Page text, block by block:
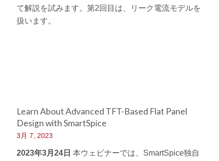
て解説を試みます。第2回目は、リーク電流モデルを
扱います。
Learn About Advanced TFT-Based Flat Panel
Design with SmartSpice
3月 7, 2023
2023年3月24日 本ウェビナーでは、SmartSpice独自